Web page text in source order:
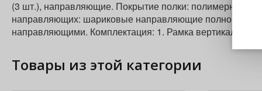
(3 шт.), направляющие. Покрытие полки: полимерное
направляющих: шариковые направляющие полного
направляющими. Комплектация: 1. Рамка
Товары из этой категории